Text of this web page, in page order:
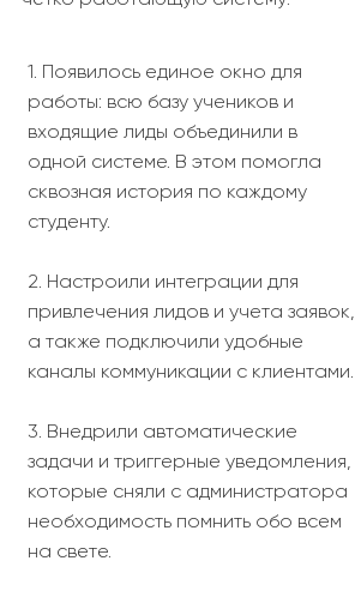
1. Появилось единое окно для
работы: всю базу учеников и
входящие лиды объединили в
одной системе. В этом помогла
сквозная история по каждому
студенту.
2. Настроили интеграции для
привлечения лидов и учета заявок,
а также подключили удобные
каналы коммуникации с клиентами.
3. Внедрили автоматические
задачи и триггерные уведомления,
которые сняли с администратора
необходимость помнить обо всем
на свете.